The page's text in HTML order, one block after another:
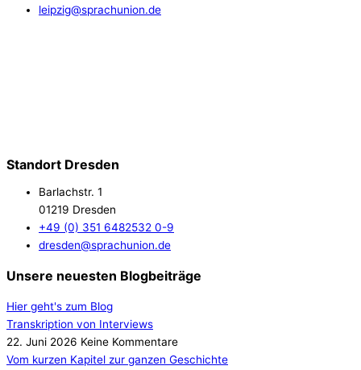
leipzig@sprachunion.de
Standort Dresden
Barlachstr. 1
01219 Dresden
+49 (0) 351 6482532 0-9
dresden@sprachunion.de
Unsere neuesten Blogbeiträge
Hier geht's zum Blog
Transkription von Interviews
22. Juni 2026 Keine Kommentare
Vom kurzen Kapitel zur ganzen Geschichte